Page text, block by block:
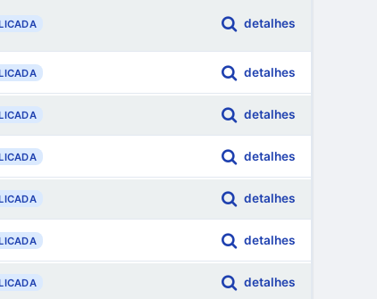
detalhes
detalhes
detalhes
detalhes
detalhes
detalhes
detalhes